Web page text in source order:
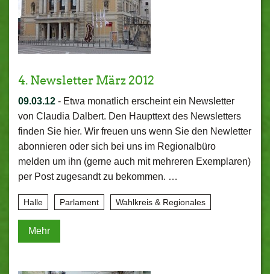
4. Newsletter März 2012
09.03.12 - Etwa monatlich erscheint ein Newsletter
von Claudia Dalbert. Den Haupttext des Newsletters
finden Sie hier. Wir freuen uns wenn Sie den Newletter
abonnieren oder sich bei uns im Regionalbüro
melden um ihn (gerne auch mit mehreren Exemplaren)
per Post zugesandt zu bekommen. …
Halle Parlament Wahlkreis & Regionales
Mehr